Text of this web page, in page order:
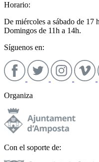
Horario:
De miércoles a sábado de 17
Domingos de 11h a 14h.
Síguenos en:
Organiza
Con el soporte de: